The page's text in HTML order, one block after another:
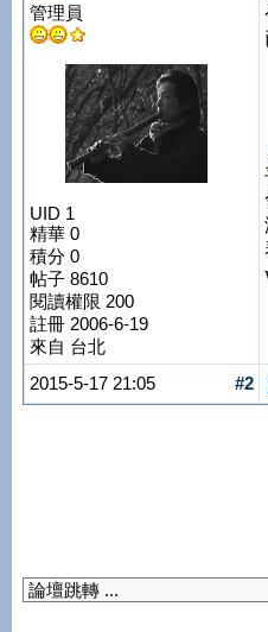
管理員
UID 1
精華 0
積分 0
帖子 8610
閱讀權限 200
註冊 2006-6-19
來自 台北
2015-5-17 21:05 #2